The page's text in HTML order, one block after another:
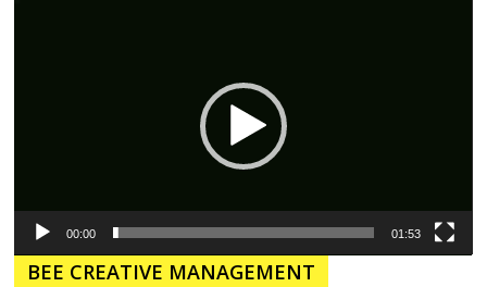
00:00 01:53
BEE CREATIVE MANAGEMENT